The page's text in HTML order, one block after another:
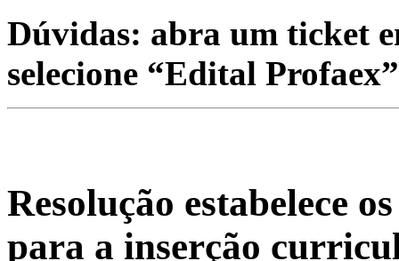
Dúvidas: abra um ticket
selecione “Edital
Resolução estabelece
para a inserção